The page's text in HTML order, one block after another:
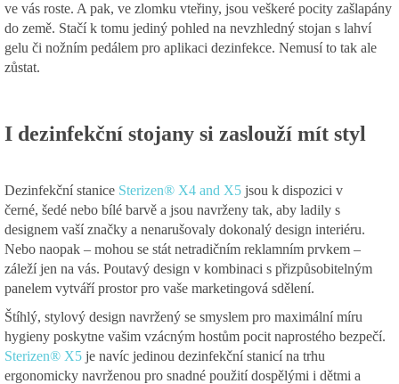
ve vás roste. A pak, ve zlomku vteřiny, jsou veškeré pocity zašlapány
do země. Stačí k tomu jediný pohled na nevzhledný stojan s lahví
gelu či nožním pedálem pro aplikaci dezinfekce. Nemusí to tak ale
zůstat.
I dezinfekční stojany si zaslouží mít styl
Dezinfekční stanice Sterizen® X4 and X5 jsou k dispozici v
černé, šedé nebo bílé barvě a jsou navrženy tak, aby ladily s
designem vaší značky a nenarušovaly dokonalý design interiéru.
Nebo naopak – mohou se stát netradičním reklamním prvkem –
záleží jen na vás. Poutavý design v kombinaci s přizpůsobitelným
panelem vytváří prostor pro vaše marketingová sdělení.
Štíhlý, stylový design navržený se smyslem pro maximální míru
hygieny poskytne vašim vzácným hostům pocit naprostého bezpečí.
Sterizen® X5 je navíc jedinou dezinfekční stanicí na trhu
ergonomicky navrženou pro snadné použití dospělými i dětmi a